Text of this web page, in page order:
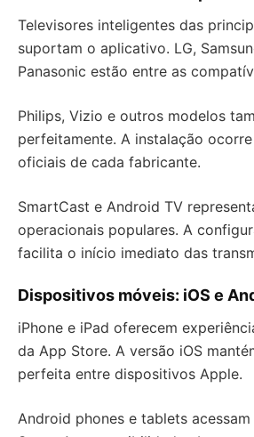
Televisores inteligentes das
suportam o aplicativo. LG,
Panasonic estão entre as
Philips, Vizio e outros modelos
perfeitamente. A instalação
oficiais de cada fabricante.
SmartCast e Android TV
operacionais populares. A
facilita o início imediato das
Dispositivos móveis: iOS e
iPhone e iPad oferecem
da App Store. A versão iOS
perfeita entre dispositivos Apple.
Android phones e tablets